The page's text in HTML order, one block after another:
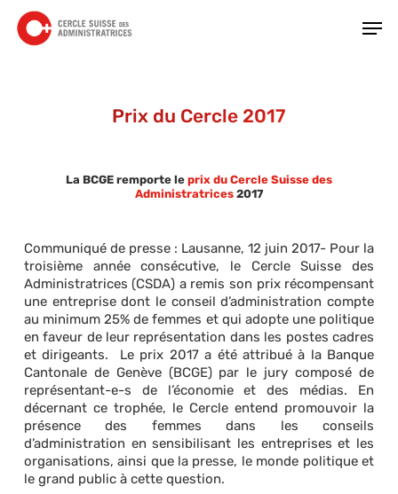
main
Prix du Cercle 2017
La BCGE remporte le prix du Cercle Suisse des
Administratrices2017
Communiqué de presse : Lausanne, 12 juin 2017- Pour la
troisième année consécutive, le Cercle Suisse des
Administratrices (CSDA) a remis son prix récompensant
une entreprise dont le conseil d’administration compte
au minimum 25% de femmes et qui adopte une politique
en faveur de leur représentation dans les postes cadres
et dirigeants. Le prix 2017 a été attribué à la Banque
Cantonale de Genève (BCGE) par le jury composé de
représentant-e-s de l’économie et des médias. En
décernant ce trophée, le Cercle entend promouvoir la
présence des femmes dans les conseils
d’administration en sensibilisant les entreprises et les
organisations, ainsi que la presse, le monde politique et
le grand public à cette question.